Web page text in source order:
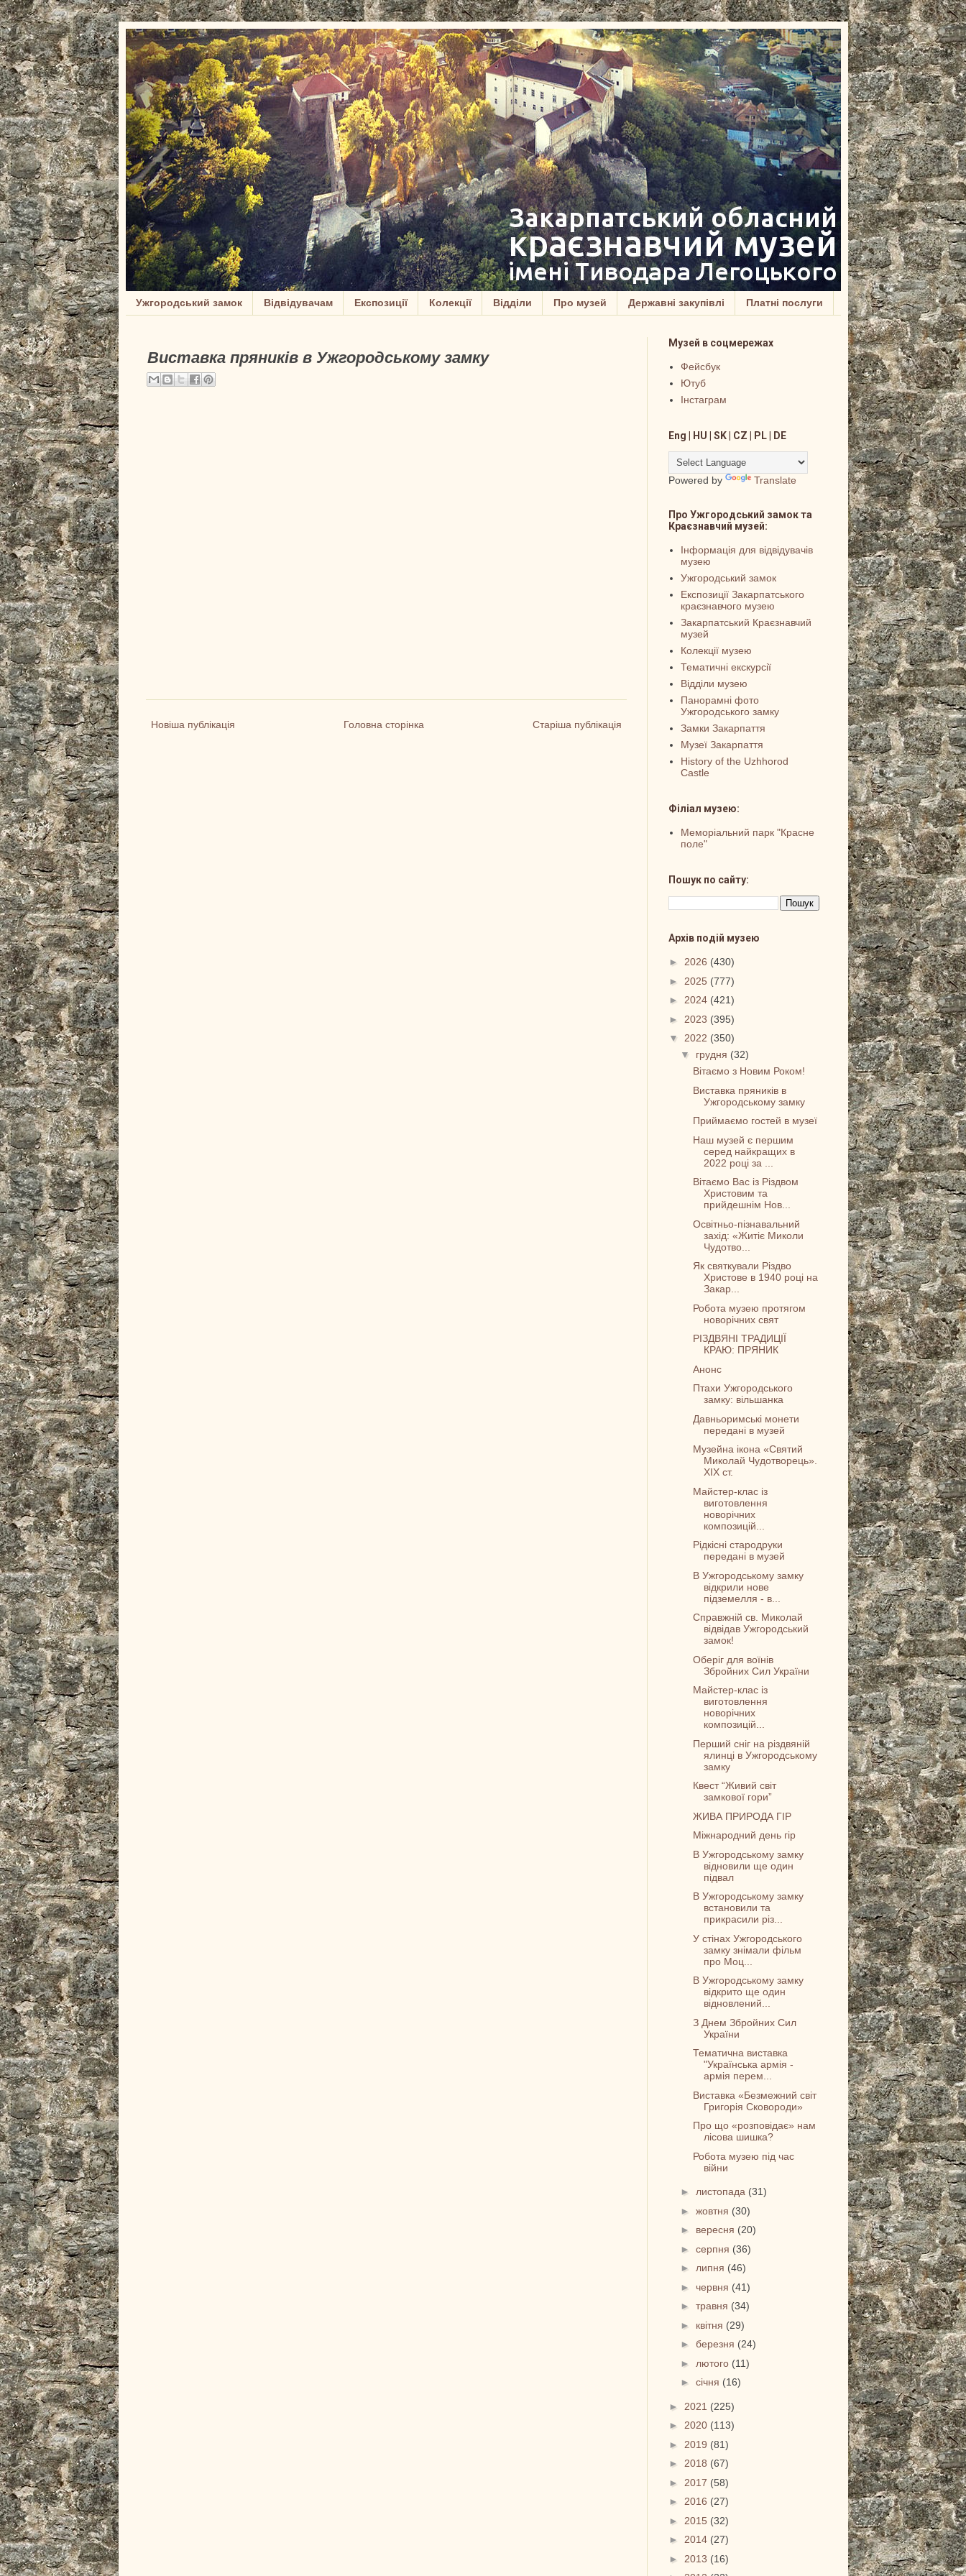
Ужгородський замок Відвідувачам Експозиції Колекції Відділи Про музей Державні закупівлі Платні послуги
Виставка пряників в Ужгородському замку
Новіша публікація Старіша публікація
Головна сторінка
Музей в соцмережах
Фейсбук
Ютуб
Інстаграм
Eng | HU | SK | CZ | PL | DE
Powered by Translate
Про Ужгородський замок та
Краєзнавчий музей:
Інформація для відвідувачів
музею
Ужгородський замок
Експозиції Закарпатського
краєзнавчого музею
Закарпатський Краєзнавчий
музей
Колекції музею
Тематичні екскурсії
Відділи музею
Панорамні фото
Ужгородського замку
Замки Закарпаття
Музеї Закарпаття
History of the Uzhhorod
Castle
Філіал музею:
Меморіальний парк "Красне
поле"
Пошук по сайту:
Архів подій музею
► 2026 (430)
► 2025 (777)
► 2024 (421)
► 2023 (395)
▼ 2022 (350)
▼ грудня (32)
Вітаємо з Новим Роком!
Виставка пряників в
Ужгородському замку
Приймаємо гостей в музеї
Наш музей є першим
серед найкращих в
2022 році за ...
Вітаємо Вас із Різдвом
Христовим та
прийдешнім Нов...
Освітньо-пізнавальний
захід: «Житіє Миколи
Чудотво...
Як святкували Різдво
Христове в 1940 році на
Закар...
Робота музею протягом
новорічних свят
РІЗДВЯНІ ТРАДИЦІЇ
КРАЮ: ПРЯНИК
Анонс
Птахи Ужгородського
замку: вільшанка
Давньоримські монети
передані в музей
Музейна ікона «Святий
Миколай Чудотворець».
ХІХ ст.
Майстер-клас із
виготовлення
новорічних
композицій...
Рідкісні стародруки
передані в музей
В Ужгородському замку
відкрили нове
підземелля - в...
Справжній св. Миколай
відвідав Ужгородський
замок!
Оберіг для воїнів
Збройних Сил України
Майстер-клас із
виготовлення
новорічних
композицій...
Перший сніг на різдвяній
ялинці в Ужгородському
замку
Квест “Живий світ
замкової гори”
ЖИВА ПРИРОДА ГІР
Міжнародний день гір
В Ужгородському замку
відновили ще один
підвал
В Ужгородському замку
встановили та
прикрасили різ...
У стінах Ужгородського
замку знімали фільм
про Моц...
В Ужгородському замку
відкрито ще один
відновлений...
З Днем Збройних Сил
України
Тематична виставка
"Українська армія -
армія перем...
Виставка «Безмежний світ
Григорія Сковороди»
Про що «розповідає» нам
лісова шишка?
Робота музею під час
війни
►листопада (31)
►жовтня (30)
► вересня (20)
►серпня (36)
►липня (46)
►червня (41)
►травня (34)
► квітня (29)
►березня (24)
► лютого (11)
►січня (16)
► 2021 (225)
► 2020 (113)
► 2019 (81)
► 2018 (67)
► 2017 (58)
► 2016 (27)
► 2015 (32)
► 2014 (27)
► 2013 (16)